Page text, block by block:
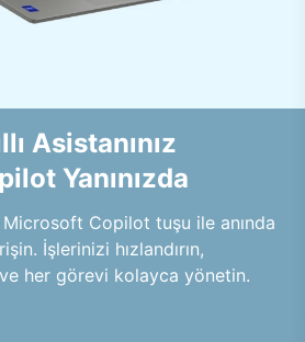
Asistanınız
Yanınızda
Copilot tuşu ile anında
İşlerinizi hızlandırın,
her görevi kolayca yönetin.